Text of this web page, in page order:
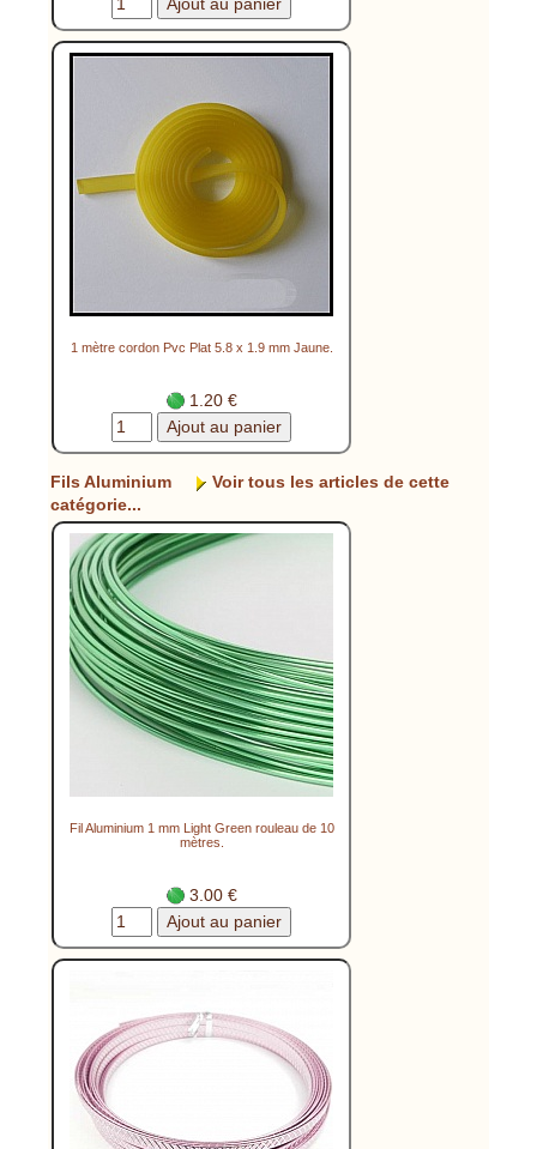
1 mètre cordon Pvc Plat 5.8 x 1.9 mm Jaune.
1.20 €
Fils Aluminium
Voir tous les articles de cette
catégorie...
Fil Aluminium 1 mm Light Green rouleau de 10
mètres.
3.00 €